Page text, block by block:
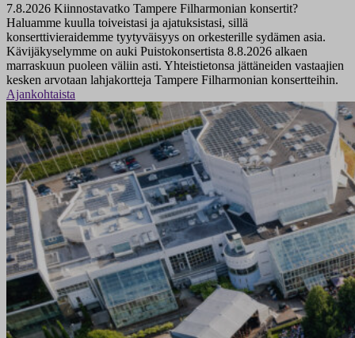
7.8.2026 Kiinnostavatko Tampere Filharmonian konsertit?
Haluamme kuulla toiveistasi ja ajatuksistasi, sillä
konserttivieraidemme tyytyväisyys on orkesterille sydämen asia.
Kävijäkyselymme on auki Puistokonsertista 8.8.2026 alkaen
marraskuun puoleen väliin asti. Yhteistietonsa jättäneiden vastaajien
kesken arvotaan lahjakortteja Tampere Filharmonian konsertteihin.
Ajankohtaista